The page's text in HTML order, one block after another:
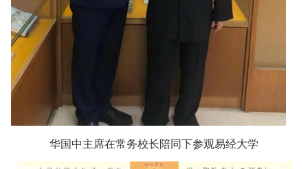
华国中主席在常务校长陪同下参观易经大学